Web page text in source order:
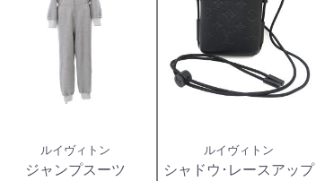
ルイヴィトン
ジャンプスーツ
ルイヴィトン
シャドウ･レースアップ